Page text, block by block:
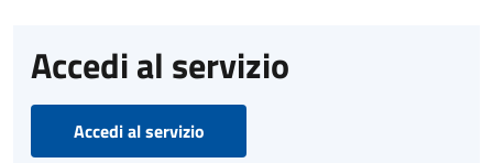
Accedi al servizio
Accedi al servizio